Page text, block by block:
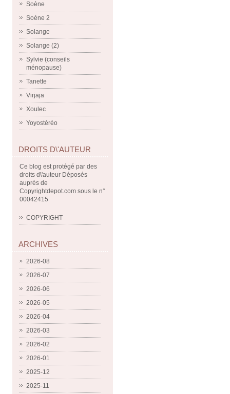
Soène
Soène 2
Solange
Solange (2)
Sylvie (conseils
ménopause)
Tanette
Virjaja
Xoulec
Yoyostéréo
DROITS D\'AUTEUR
Ce blog est protégé par des
droits d\'auteur Déposés
auprès de
Copyrightdepot.com sous le n°
00042415
COPYRIGHT
ARCHIVES
2026-08
2026-07
2026-06
2026-05
2026-04
2026-03
2026-02
2026-01
2025-12
2025-11